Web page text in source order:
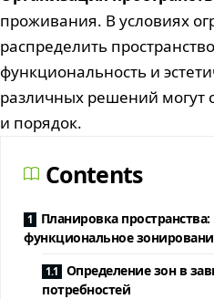
проживания. В условиях
распределить
функциональность и
различных решений могут
и порядок.
Contents
Планировка
функциональное
Определение зон в
потребностей